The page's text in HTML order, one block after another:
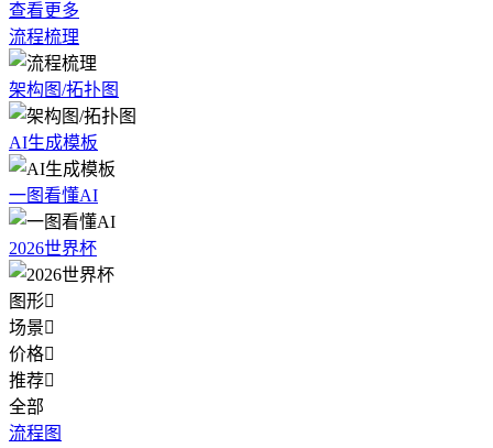
查看更多
流程梳理
架构图/拓扑图
AI生成模板
一图看懂AI
2026世界杯
图形
场景
价格
推荐
全部
流程图